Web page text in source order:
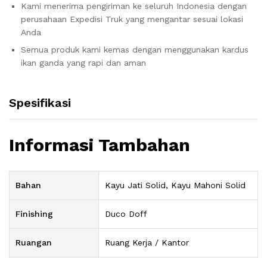
Kami menerima pengiriman ke seluruh Indonesia dengan
perusahaan Expedisi Truk yang mengantar sesuai lokasi
Anda
Semua produk kami kemas dengan menggunakan kardus
ikan ganda yang rapi dan aman
Spesifikasi
Informasi Tambahan
Bahan Kayu Jati Solid, Kayu Mahoni Solid
Finishing Duco Doff
Ruangan Ruang Kerja / Kantor